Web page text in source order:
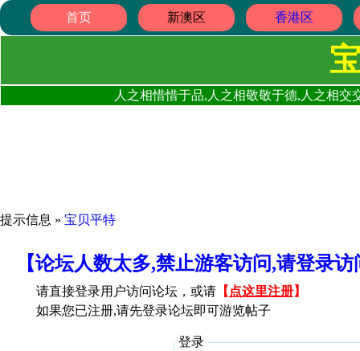
首页 新澳区 香港区
人之相惜惜于品,人之相敬敬于德,人之相
提示信息 » 宝贝平特
【论坛人数太多,禁止游客访问,请登录
请直接登录用户访问论坛，或请 【 点这里注册】
如果您已注册,请先登录论坛即可游览帖子
登录